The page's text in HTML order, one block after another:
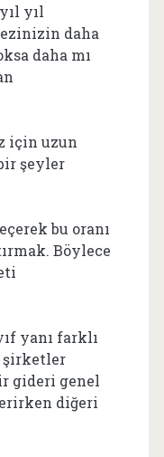
yıl
daha
daha mı
için uzun
şeyler
bu oranı
Böylece
yanı farklı
şirketler
gideri genel
diğeri